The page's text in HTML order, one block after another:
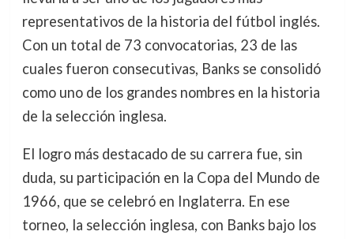
representativos de la historia del fútbol inglés.
Con un total de 73 convocatorias, 23 de las
cuales fueron consecutivas, Banks se consolidó
como uno de los grandes nombres en la historia
de la selección inglesa.
El logro más destacado de su carrera fue, sin
duda, su participación en la Copa del Mundo de
1966, que se celebró en Inglaterra. En ese
torneo, la selección inglesa, con Banks bajo los